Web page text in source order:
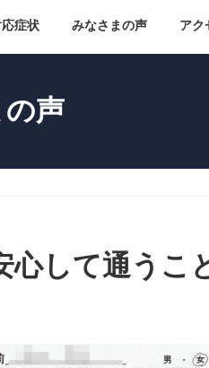
症状 みなさまの声 アク
声
心して通うこ